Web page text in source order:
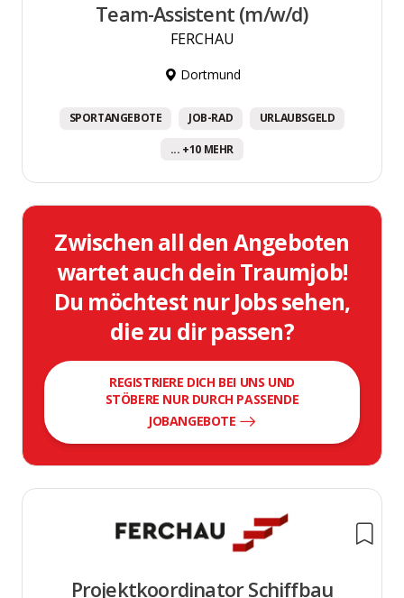
Team-Assistent (m/w/d)
FERCHAU
Dortmund
SPORTANGEBOTE JOB-RAD URLAUBSGELD
... +10 MEHR
Zwischen all den Angeboten
wartet auch dein Traumjob!
Du möchtest nur Jobs sehen,
die zu dir passen?
REGISTRIERE DICH BEI UNS UND
STÖBERE NUR DURCH PASSENDE
JOBANGEBOTE
Projektkoordinator Schiffbau